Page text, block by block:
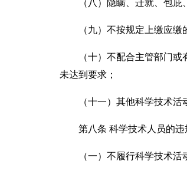
（八）隐瞒、迁就、包庇、
（九）不按规定上缴应缴
（十）不配合主管部门或有
未达到要求；
（十一）其他科学技术活动
第八条 科学技术人员的违
（一）不履行科学技术活动